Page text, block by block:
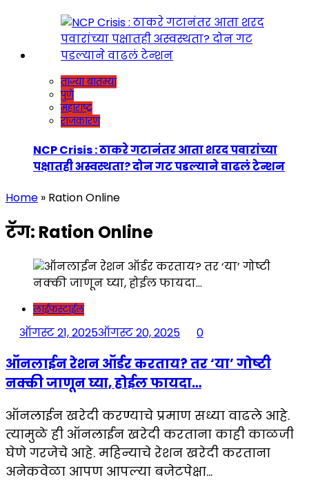
ताज्या बातम्या
पुणे
महाराष्ट्र
राजकारण
NCP Crisis : ठाकरे गटानंतर आता शरद पवारांच्या
पक्षातही अस्वस्थता? दोन गट पडल्याने वाढलं टेन्शन
Home » Ration Online
टॅग: Ration Online
लाईफस्टाईल
ऑगस्ट 21, 2025ऑगस्ट 20, 2025 0
ऑनलाईन रेशन ऑर्डर करताय? तर ‘या’ गोष्टी
नक्की जाणून घ्या, होईल फायदा…
ऑनलाईन खरेदी करण्याचे प्रमाण सध्या वाढले आहे.
त्यामुळे ही ऑनलाईन खरेदी करताना काही काळजी
घेणे गरजेचे आहे. महिन्याचे रेशन खरेदी करताना
अनेकवेळा आपण आपल्या बजेटपेक्षा…